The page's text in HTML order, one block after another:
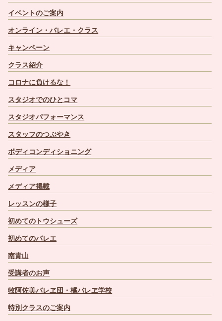
イベントのご案内
オンライン・バレエ・クラス
キャンペーン
クラス紹介
コロナに負けるな！
スタジオでのひとコマ
スタジオパフォーマンス
スタッフのつぶやき
ボディコンディショニング
メディア
メディア掲載
レッスンの様子
初めてのトウシューズ
初めてのバレエ
南青山
受講者のお声
牧阿佐美バレヱ団・橘バレヱ学校
特別クラスのご案内